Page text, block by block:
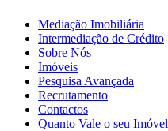
Mediação Imobiliária
Intermediação de Crédito
Sobre Nós
Imóveis
Pesquisa Avançada
Recrutamento
Contactos
Quanto Vale o seu Imóvel